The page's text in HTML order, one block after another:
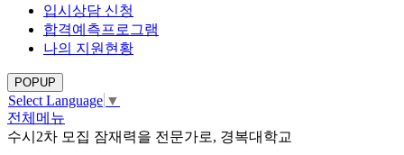
입시상담 신청
합격예측프로그램
나의 지원현황
POPUP
Select Language ▼
전체메뉴
수시2차 모집 잠재력을 전문가로, 경복대학교